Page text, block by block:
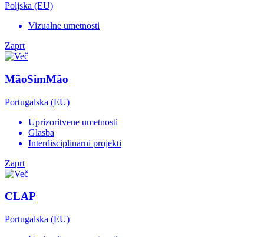
Poljska (EU)
Vizualne umetnosti
Zaprt
MãoSimMão
Portugalska (EU)
Uprizoritvene umetnosti
Glasba
Interdisciplinarni projekti
Zaprt
CLAP
Portugalska (EU)